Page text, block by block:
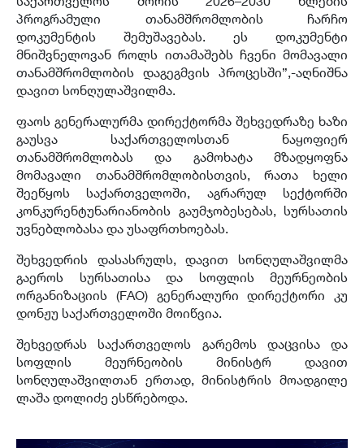
პროგრამული თანამშრომლობის ჩარჩო
დოკუმენტის შემუშავებას. ეს დოკუმენტი
მნიშვნელოვან როლს ითამაშებს ჩვენი მომავალი
თანამშრომლობის დაგეგმვის პროცესში”,-აღნიშნა
დავით სონღულაშვილმა.
ფაოს გენერალურმა დირექტორმა შეხვედრაზე ხაზი
გაუსვა საქართველოსთან ნაყოფიერ
თანამშრომლობას და გამოხატა მზადყოფნა
მომავალი თანამშრომლობისთვის, რათა ხელი
შეეწყოს საქართველოში, აგრარულ სექტორში
კონკურენტუნარიანობის გაუმჯობესებას, სურსათის
უვნებლობასა და უსაფრთხოებას.
შეხვედრის დასასრულს, დავით სონღულაშვილმა
გაეროს სურსათისა და სოფლის მეურნეობის
ორგანიზაციის (FAO) გენერალური დირექტორი კუ
დონჟუ საქართველოში მოიწვია.
შეხვედრას საქართველოს გარემოს დაცვისა და
სოფლის მეურნეობის მინისტრ დავით
სონღულაშვილთან ერთად, მინისტრის მოადგილე
ლაშა დოლიძე ესწრებოდა.